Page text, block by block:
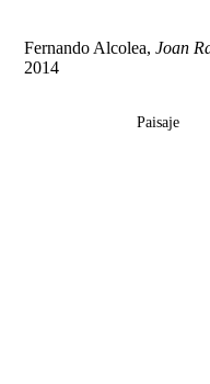
Fernando Alcolea,Joan
2014
Paisaje